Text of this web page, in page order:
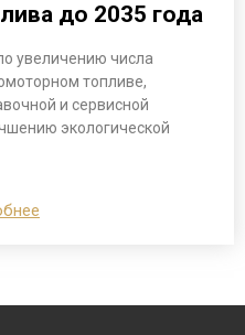
до 2035 года
увеличению числа
топливе,
и сервисной
экологической